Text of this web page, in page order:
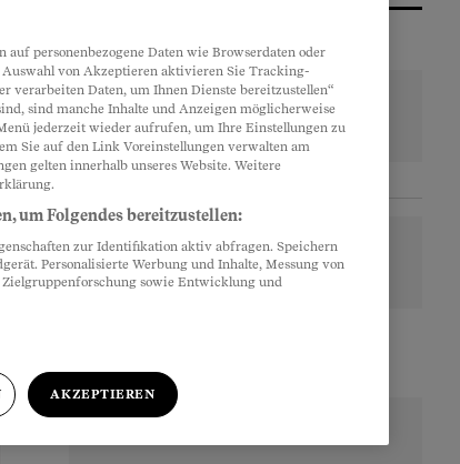
personenbezogene Daten wie Browserdaten oder
von Akzeptieren aktivieren Sie Tracking-
verarbeiten Daten, um Ihnen Dienste bereitzustellen“
sind manche Inhalte und Anzeigen möglicherweise
jederzeit wieder aufrufen, um Ihre Einstellungen zu
Sie auf den Link Voreinstellungen verwalten am
gelten innerhalb unseres Website. Weitere
um Folgendes bereitzustellen:
zur Identifikation aktiv abfragen. Speichern
Personalisierte Werbung und Inhalte, Messung von
sowie Entwicklung und
AKZEPTIEREN